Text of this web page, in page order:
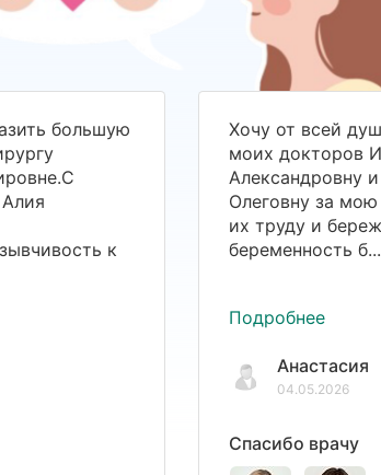
большую
к
Хочу от всей
моих докторов
Александровну
Олеговну за мою
их труду и
беременность б...
Подробнее
Анастасия
04.05.2026
Спасибо врачу